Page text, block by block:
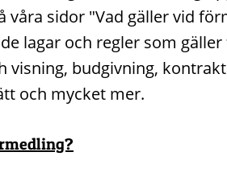
våra sidor "Vad gäller vid
lagar och regler som
visning, budgivning,
och mycket mer.